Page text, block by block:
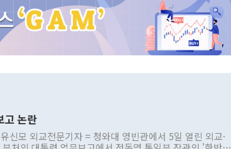
고 논란
신모 외교전문기자 = 청와대 영빈관에서 5일 열린 외교·